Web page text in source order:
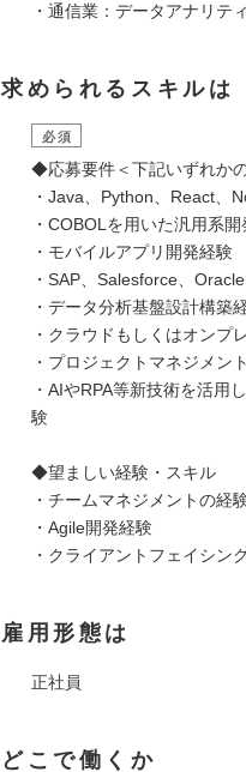
・通信業：データアナリテ
求められるスキルは
必須
◆応募要件＜下記いずれか
・Java、Python、React、
・COBOLを用いた汎用系
・モバイルアプリ開発経験
・SAP、Salesforce、
・データ分析基盤設計構築
・クラウドもしくはオンプ
・プロジェクトマネジメン
・AIやRPA等新技術を活用
験
◆望ましい経験・スキル
・チームマネジメントの経
・Agile開発経験
・クライアントフェイシン
雇用形態は
正社員
どこで働くか